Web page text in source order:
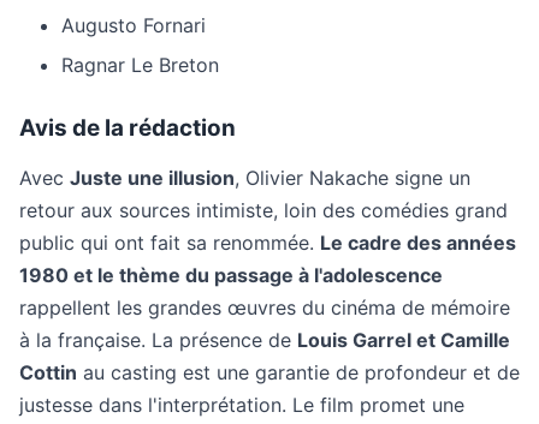
Augusto Fornari
Ragnar Le Breton
Avis de la rédaction
Avec Juste une illusion, Olivier Nakache signe un
retour aux sources intimiste, loin des comédies grand
public qui ont fait sa renommée. Le cadre des années
1980 et le thème du passage à l'adolescence
rappellent les grandes œuvres du cinéma de mémoire
à la française. La présence de Louis Garrel et Camille
Cottin au casting est une garantie de profondeur et de
justesse dans l'interprétation. Le film promet une